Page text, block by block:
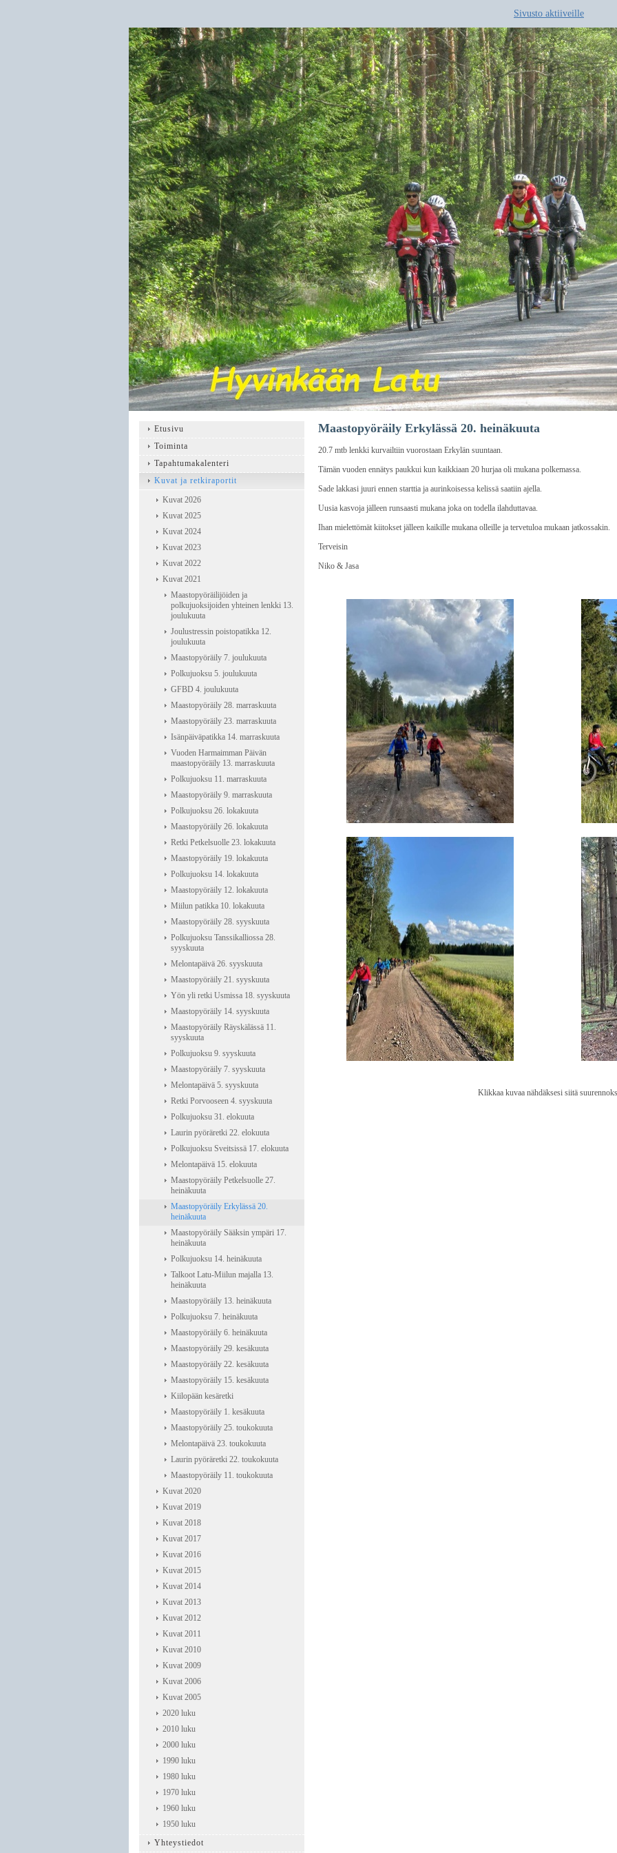
Sivusto aktiiveille
Maastopyöräily Erkylässä 20. heinäkuuta
20.7 mtb lenkki kurvailtiin vuorostaan Erkylän suuntaan.
Tämän vuoden ennätys paukkui kun kaikkiaan 20 hurjaa oli mukana polkemassa.
Sade lakkasi juuri ennen starttia ja aurinkoisessa kelissä saatiin ajella.
Uusia kasvoja jälleen runsaasti mukana joka on todella ilahduttavaa.
Ihan mielettömät kiitokset jälleen kaikille mukana olleille ja tervetuloa mukaan jatkossakin.
Terveisin
Niko & Jasa
Klikkaa kuvaa nähdäksesi siitä
Etusivu
Toiminta
Tapahtumakalenteri
Kuvat ja retkiraportit
Kuvat 2026
Kuvat 2025
Kuvat 2024
Kuvat 2023
Kuvat 2022
Kuvat 2021
Maastopyöräilijöiden ja
polkujuoksijoiden yhteinen lenkki 13.
joulukuuta
Joulustressin poistopatikka 12.
joulukuuta
Maastopyöräily 7. joulukuuta
Polkujuoksu 5. joulukuuta
GFBD 4. joulukuuta
Maastopyöräily 28. marraskuuta
Maastopyöräily 23. marraskuuta
Isänpäiväpatikka 14. marraskuuta
Vuoden Harmaimman Päivän
maastopyöräily 13. marraskuuta
Polkujuoksu 11. marraskuuta
Maastopyöräily 9. marraskuuta
Polkujuoksu 26. lokakuuta
Maastopyöräily 26. lokakuuta
Retki Petkelsuolle 23. lokakuuta
Maastopyöräily 19. lokakuuta
Polkujuoksu 14. lokakuuta
Maastopyöräily 12. lokakuuta
Miilun patikka 10. lokakuuta
Maastopyöräily 28. syyskuuta
Polkujuoksu Tanssikalliossa 28.
syyskuuta
Melontapäivä 26. syyskuuta
Maastopyöräily 21. syyskuuta
Yön yli retki Usmissa 18. syyskuuta
Maastopyöräily 14. syyskuuta
Maastopyöräily Räyskälässä 11.
syyskuuta
Polkujuoksu 9. syyskuuta
Maastopyöräily 7. syyskuuta
Melontapäivä 5. syyskuuta
Retki Porvooseen 4. syyskuuta
Polkujuoksu 31. elokuuta
Laurin pyöräretki 22. elokuuta
Polkujuoksu Sveitsissä 17. elokuuta
Melontapäivä 15. elokuuta
Maastopyöräily Petkelsuolle 27.
heinäkuuta
Maastopyöräily Erkylässä 20.
heinäkuuta
Maastopyöräily Sääksin ympäri 17.
heinäkuuta
Polkujuoksu 14. heinäkuuta
Talkoot Latu-Miilun majalla 13.
heinäkuuta
Maastopyöräily 13. heinäkuuta
Polkujuoksu 7. heinäkuuta
Maastopyöräily 6. heinäkuuta
Maastopyöräily 29. kesäkuuta
Maastopyöräily 22. kesäkuuta
Maastopyöräily 15. kesäkuuta
Kiilopään kesäretki
Maastopyöräily 1. kesäkuuta
Maastopyöräily 25. toukokuuta
Melontapäivä 23. toukokuuta
Laurin pyöräretki 22. toukokuuta
Maastopyöräily 11. toukokuuta
Kuvat 2020
Kuvat 2019
Kuvat 2018
Kuvat 2017
Kuvat 2016
Kuvat 2015
Kuvat 2014
Kuvat 2013
Kuvat 2012
Kuvat 2011
Kuvat 2010
Kuvat 2009
Kuvat 2006
Kuvat 2005
2020 luku
2010 luku
2000 luku
1990 luku
1980 luku
1970 luku
1960 luku
1950 luku
Yhteystiedot